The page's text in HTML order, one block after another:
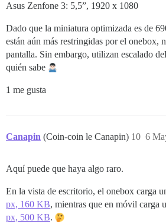
Asus Zenfone 3: 5,5”, 1920 x 1080
Dado que la miniatura optimizada es de
están aún más restringidas por el onebox,
pantalla. Sin embargo, utilizan escalado
quién sabe
1 me gusta
Canapin (Coin-coin le Canapin) 6
10
Aquí puede que haya algo raro.
En la vista de escritorio, el onebox carga
px, 160 KB, mientras que en móvil carga
px, 500 KB.